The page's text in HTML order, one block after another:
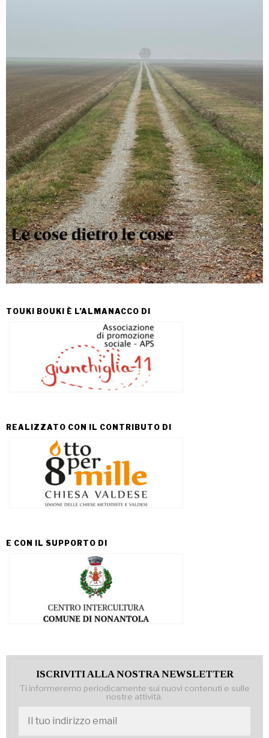
TOUKI BOUKI È L’ALMANACCO DI
REALIZZATO CON IL CONTRIBUTO DI
E CON IL SUPPORTO DI
ISCRIVITI ALLA NOSTRA NEWSLETTER
Ti informeremo periodicamente sui nuovi contenuti e sulle
nostre attività.